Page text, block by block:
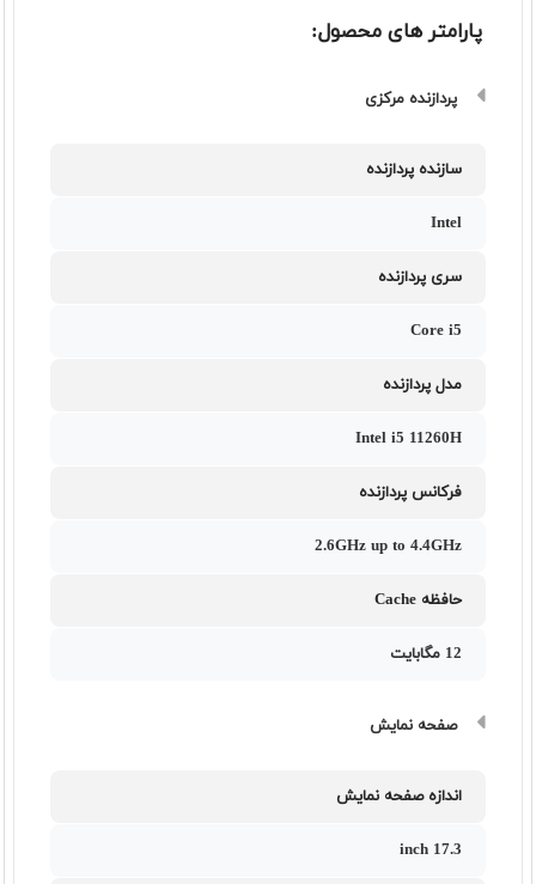
پارامتر های محصول:
پردازنده مرکزی
سازنده پردازنده
Intel
سری پردازنده
Core i5
مدل پردازنده
Intel i5 11260H
فرکانس پردازنده
2.6GHz up to 4.4GHz
حافظه Cache
12 مگابایت
صفحه نمایش
اندازه صفحه نمایش
17.3 inch